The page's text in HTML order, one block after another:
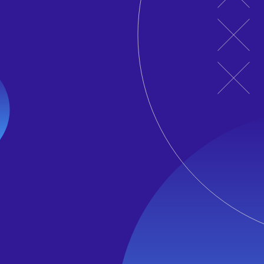
od uživatele a ne od útočníka.
mají přístup pouze k datům pro projekty, ke kterým mají